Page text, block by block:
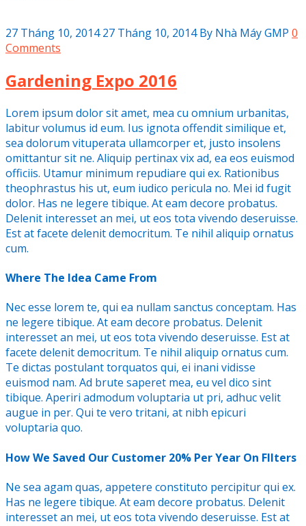
27 Tháng 10, 2014 27 Tháng 10, 2014 By Nhà Máy GMP 0
Comments
Gardening Expo 2016
Lorem ipsum dolor sit amet, mea cu omnium urbanitas,
labitur volumus id eum. Ius ignota offendit similique et,
sea dolorum vituperata ullamcorper et, justo insolens
omittantur sit ne. Aliquip pertinax vix ad, ea eos euismod
officiis. Utamur minimum repudiare qui ex. Rationibus
theophrastus his ut, eum iudico pericula no. Mei id fugit
dolor. Has ne legere tibique. At eam decore probatus.
Delenit interesset an mei, ut eos tota vivendo deseruisse.
Est at facete delenit democritum. Te nihil aliquip ornatus
cum.
Where The Idea Came From
Nec esse lorem te, qui ea nullam sanctus conceptam. Has
ne legere tibique. At eam decore probatus. Delenit
interesset an mei, ut eos tota vivendo deseruisse. Est at
facete delenit democritum. Te nihil aliquip ornatus cum.
Te dictas postulant torquatos qui, ei inani vidisse
euismod nam. Ad brute saperet mea, eu vel dico sint
tibique. Aperiri admodum voluptaria ut pri, adhuc velit
augue in per. Qui te vero tritani, at nibh epicuri
voluptaria quo.
How We Saved Our Customer 20% Per Year On FIlters
Ne sea agam quas, appetere constituto percipitur qui ex.
Has ne legere tibique. At eam decore probatus. Delenit
interesset an mei, ut eos tota vivendo deseruisse. Est at